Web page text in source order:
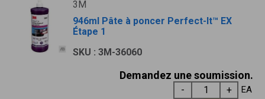
3M
946ml Pâte à poncer Perfect-It™ EX
Étape 1
SKU : 3M-36060
Demandez une soumission.
EA